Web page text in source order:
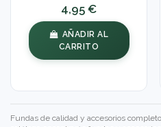
4,95 €
AÑADIR AL
CARRITO
Fundas de calidad y accesorios